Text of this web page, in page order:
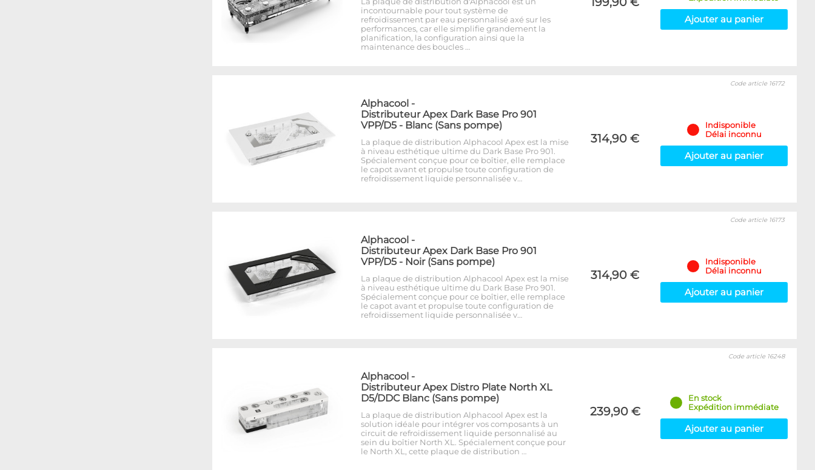
incontournable pour tout système de
refroidissement par eau personnalisé axé sur les
performances, car elle simplifie grandement la
planification, la configuration ainsi que la
maintenance des boucles …
Ajouter au panier
Alphacool -
Distributeur Apex Dark Base Pro 901
VPP/D5 - Blanc (Sans pompe)
La plaque de distribution Alphacool Apex est la mise
à niveau esthétique ultime du Dark Base Pro 901.
Spécialement conçue pour ce boîtier, elle remplace
le capot avant et propulse toute configuration de
refroidissement liquide personnalisée v…
314,90 €
Code article 16172
Indisponible
Délai inconnu
Ajouter au panier
Alphacool -
Distributeur Apex Dark Base Pro 901
VPP/D5 - Noir (Sans pompe)
La plaque de distribution Alphacool Apex est la mise
à niveau esthétique ultime du Dark Base Pro 901.
Spécialement conçue pour ce boîtier, elle remplace
le capot avant et propulse toute configuration de
refroidissement liquide personnalisée v…
314,90 €
Code article 16173
Indisponible
Délai inconnu
Ajouter au panier
Alphacool -
Distributeur Apex Distro Plate North XL
D5/DDC Blanc (Sans pompe)
La plaque de distribution Alphacool Apex est la
solution idéale pour intégrer vos composants à un
circuit de refroidissement liquide personnalisé au
sein du boîtier North XL. Spécialement conçue pour
le North XL, cette plaque de distribution …
239,90 €
Code article 16248
En stock
Expédition immédiate
Ajouter au panier